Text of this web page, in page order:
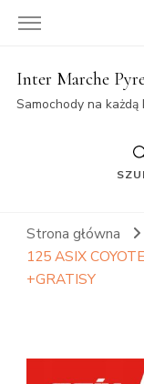
Inter Marche
Samochody na każdą
Strona główna
125 ASIX
+GRATISY